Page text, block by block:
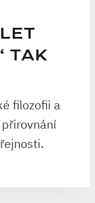
TAK
filozofii a